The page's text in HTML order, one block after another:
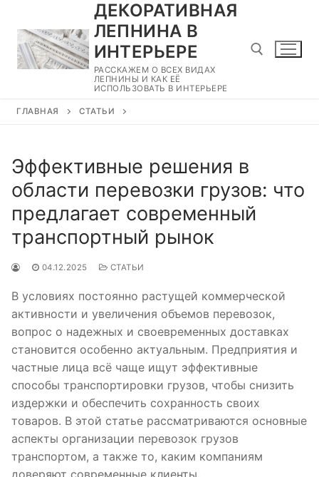
содержимому
ДЕКОРАТИВНАЯ
ЛЕПНИНА В
ИНТЕРЬЕРЕ
РАССКАЖЕМ О ВСЕХ ВИДАХ
ЛЕПНИНЫ И КАК ЕЁ
ИСПОЛЬЗОВАТЬ В ИНТЕРЬЕРЕ
ГЛАВНАЯ СТАТЬИ
Эффективные решения в
области перевозки грузов: что
предлагает современный
транспортный рынок
04.12.2025 СТАТЬИ
В условиях постоянно растущей коммерческой
активности и увеличения объемов перевозок,
вопрос о надежных и своевременных доставках
становится особенно актуальным. Предприятия и
частные лица всё чаще ищут эффективные
способы транспортировки грузов, чтобы снизить
издержки и обеспечить сохранность своих
товаров. В этой статье рассматриваются основные
аспекты организации перевозок грузов
транспортом, а также то, каким компаниям
доверяют современные клиенты.